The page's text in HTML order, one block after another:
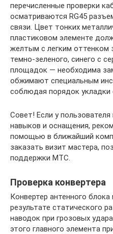
перечисленные проверки
осматриваются RG45
связи. Цвет тонких
пластиковом элементе
желтым с легким оттенком
темно-зеленого, синего с
площадок — необходима
обжимают специальным
соблюдая порядок укладки
Совет! Если у
навыков и оснащения,
помощью в ближайший
заказать визит мастера,
поддержки МТС.
Проверка конвертера
Конвертер антенного
результате статического
наводок при грозовых
этого главного элемента